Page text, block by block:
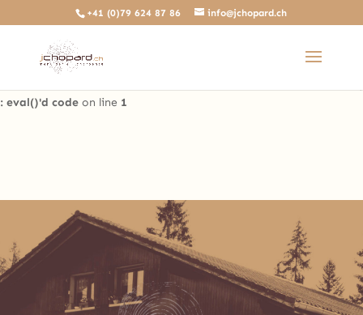
Deprecated: The predefined locally scoped $http_response_header
variable is deprecated, call http_get_last_response_headers()
instead in
: eval()'d code on line 1
+41 (0)79 624 87 86 info@jchopard.ch